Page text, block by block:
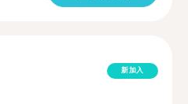
新加入